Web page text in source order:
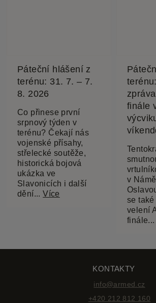
Páteční hlášení z
terénu: 31. 7. – 7.
8. 2026
Co přinese první
srpnový týden v
terénu? Čekají nás
vojenské přísahy,
střelecké soutěže,
historická bojová
ukázka ve
Slavonicích i další
dění...Více
finále
v
se také
velení
KONTAKTY
info@armed.cz
+420 212 812 160